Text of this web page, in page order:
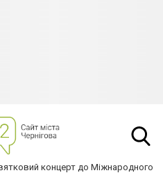
концерт до Міжнародного